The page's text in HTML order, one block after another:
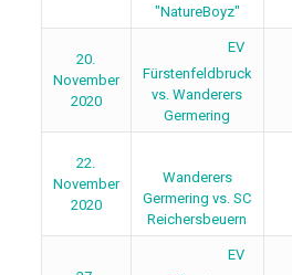
"NatureBoyz"
20.
November
2020
EV
Fürstenfeldbruck
vs. Wanderers
Germering
22.
November
2020
Wanderers
Germering vs. SC
Reichersbeuern
EV